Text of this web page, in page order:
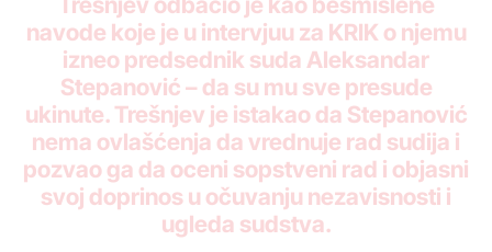
navode koje je u intervjuu za KRIK o njemu
izneo predsednik suda Aleksandar
Stepanović – da su mu sve presude
ukinute. Trešnjev je istakao da Stepanović
nema ovlašćenja da vrednuje rad sudija i
pozvao ga da oceni sopstveni rad i objasni
svoj doprinos u očuvanju nezavisnosti i
ugleda sudstva.